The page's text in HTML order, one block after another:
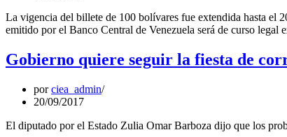
La vigencia del billete de 100 bolívares fue extendida hasta el
emitido por el Banco Central de Venezuela será de curso
Gobierno quiere seguir la fiesta de
porciea_admin
20/09/2017
El diputado por el Estado Zulia Omar Barboza dijo que los